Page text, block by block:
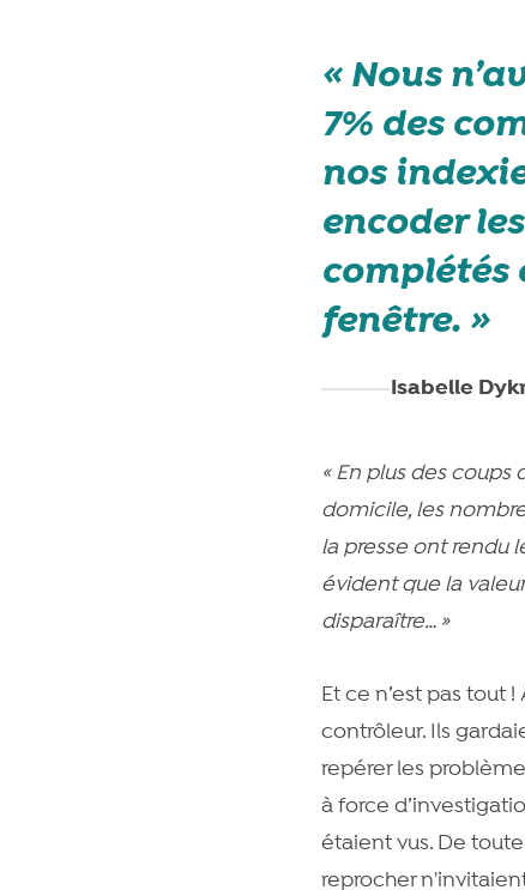
Nous
7% des
nos
encoder
complétés
fenêtre.
Isabelle
«En plus des coups
domicile, les
la presse ont rendu
évident que la
disparaître… »
Et ce n’est pas tout
contrôleur. Ils
repérer les
à force
étaient vus. De
reprocher